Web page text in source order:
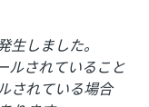
しました。
ルされていること
されている場合